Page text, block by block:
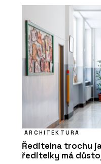
ARCHITEKTURA
Ředitelna trochu
ředitelky má